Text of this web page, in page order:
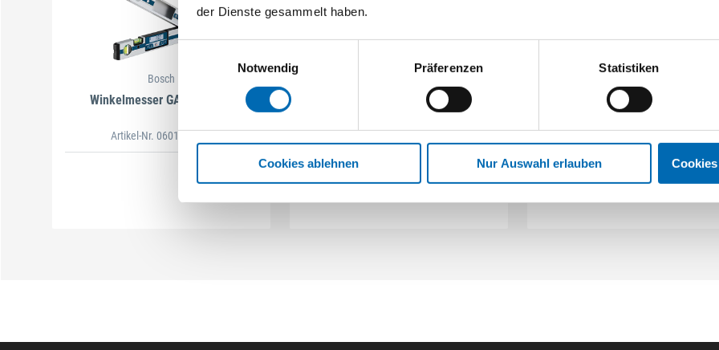
der Dienste gesammelt haben.
Notwendig
Präferenzen Statistiken
Cookies ablehnen Nur Auswahl erlauben
Bosch
Winkelmesser GAM 220 MF
Artikel-Nr. 0601076600
Elektronisches Winkelmaß BMI
Artikel-Nr. SE010134
Digital-Winkelmessgerät
Winkeltronic Easy
2 Ausführungen